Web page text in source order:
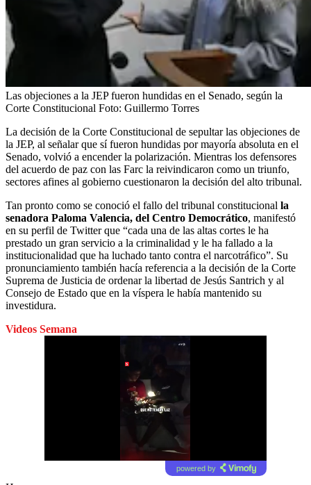
Las objeciones a la JEP fueron hundidas en el Senado, según la
Corte Constitucional Foto: Guillermo Torres
La decisión de la Corte Constitucional de sepultar las objeciones de
la JEP, al señalar que sí fueron hundidas por mayoría absoluta en el
Senado, volvió a encender la polarización. Mientras los defensores
del acuerdo de paz con las Farc la reivindicaron como un triunfo,
sectores afines al gobierno cuestionaron la decisión del alto tribunal.
Tan pronto como se conoció el fallo del tribunal constitucional la
senadora Paloma Valencia, del Centro Democrático, manifestó
en su perfil de Twitter que “cada una de las altas cortes le ha
prestado un gran servicio a la criminalidad y le ha fallado a la
institucionalidad que ha luchado tanto contra el narcotráfico”. Su
pronunciamiento también hacía referencia a la decisión de la Corte
Suprema de Justicia de ordenar la libertad de Jesús Santrich y al
Consejo de Estado que en la víspera le había mantenido su
investidura.
Videos Semana
powered by